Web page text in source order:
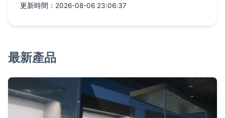
更新時間：2026-08-06 23:06:37
最新產品